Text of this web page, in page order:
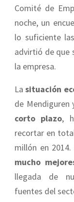
Comité de
noche, un
lo suficiente
advirtió de que
la empresa.
Lasituación
de Mendiguren
corto plazo,
recortar en
millón en 2014.
mucho
llegada de
fuentes del